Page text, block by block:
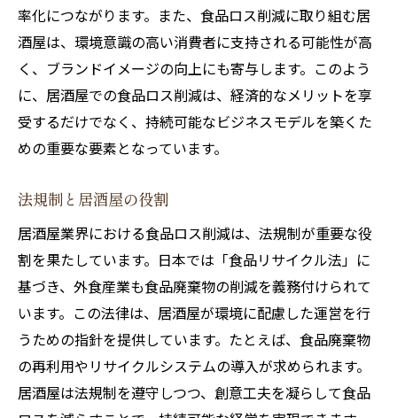
生産者と共にサステナブルな未来を考える
地域の祭りやイベントでの共同出店
居酒屋が取り組む廃棄物削減の具体的手法
リサイクルとリデュースの実践
食品廃棄物のコンポスト化
環境に優しい包材の選択
廃棄物削減のためのテクノロジー利用
リサイクル業者との協力体制
お客様とのコミュニケーションで食品ロスを防
ぐ
お客様への食品ロス削減の意識啓発
メニュー選びを助けるスタッフの対応
少量注文の推奨とシェアリングメニュー
率化につながります。また、食品ロス削減に取り組む居
酒屋は、環境意識の高い消費者に支持される可能性が高
く、ブランドイメージの向上にも寄与します。このよう
に、居酒屋での食品ロス削減は、経済的なメリットを享
受するだけでなく、持続可能なビジネスモデルを築くた
めの重要な要素となっています。
法規制と居酒屋の役割
居酒屋業界における食品ロス削減は、法規制が重要な役
割を果たしています。日本では「食品リサイクル法」に
基づき、外食産業も食品廃棄物の削減を義務付けられて
います。この法律は、居酒屋が環境に配慮した運営を行
うための指針を提供しています。たとえば、食品廃棄物
の再利用やリサイクルシステムの導入が求められます。
居酒屋は法規制を遵守しつつ、創意工夫を凝らして食品